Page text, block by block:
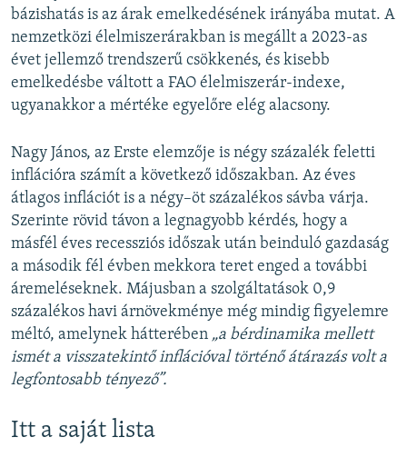
bázishatás is az árak emelkedésének irányába mutat. A
nemzetközi élelmiszerárakban is megállt a 2023-as
évet jellemző trendszerű csökkenés, és kisebb
emelkedésbe váltott a FAO élelmiszerár-indexe,
ugyanakkor a mértéke egyelőre elég alacsony.
Nagy János, az Erste elemzője is négy százalék feletti
inflációra számít a következő időszakban. Az éves
átlagos inflációt is a négy–öt százalékos sávba várja.
Szerinte rövid távon a legnagyobb kérdés, hogy a
másfél éves recessziós időszak után beinduló gazdaság
a második fél évben mekkora teret enged a további
áremeléseknek. Májusban a szolgáltatások 0,9
százalékos havi árnövekménye még mindig figyelemre
méltó, amelynek hátterében „a bérdinamika mellett
ismét a visszatekintő inflációval történő átárazás volt a
legfontosabb tényező”.
Itt a saját lista